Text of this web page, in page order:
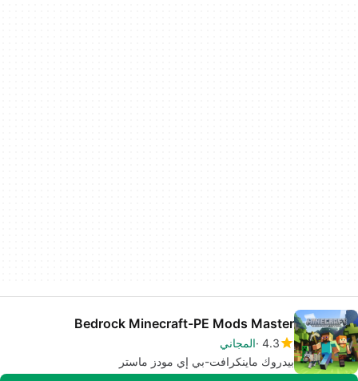
Bedrock Minecraft-PE Mods Master
4.3 المجاني
بيدروك ماينكرافت-بي إي مودز ماستر